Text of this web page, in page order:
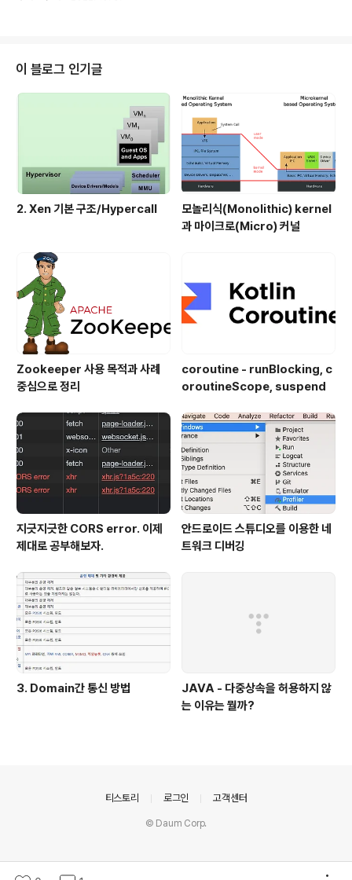
대해서 새롭게 위젯을 만들어야할지 말지를 리턴하는 함수
다. 조건 문으로 특정 스테이트에 대해선 업데이트 하지 않
도록 할 수 있다. BlocBuilder( buildWhen: (previous
State, state) { // return true/false ..
이 블로그 인기글
2. Xen 기본 구조/Hypercall
모놀리식(Monolithic) kernel
과 마이크로(Micro) 커널
Zookeeper 사용 목적과 사례
중심으로 정리
coroutine - runBlocking, c
oroutineScope, suspend
지긋지긋한 CORS error. 이제
제대로 공부해보자.
안드로이드 스튜디오를 이용한 네
트워크 디버깅
3. Domain간 통신 방법
JAVA - 다중상속을 허용하지 않
는 이유는 뭘까?
티스토리 로그인 고객센터
© Daum Corp.